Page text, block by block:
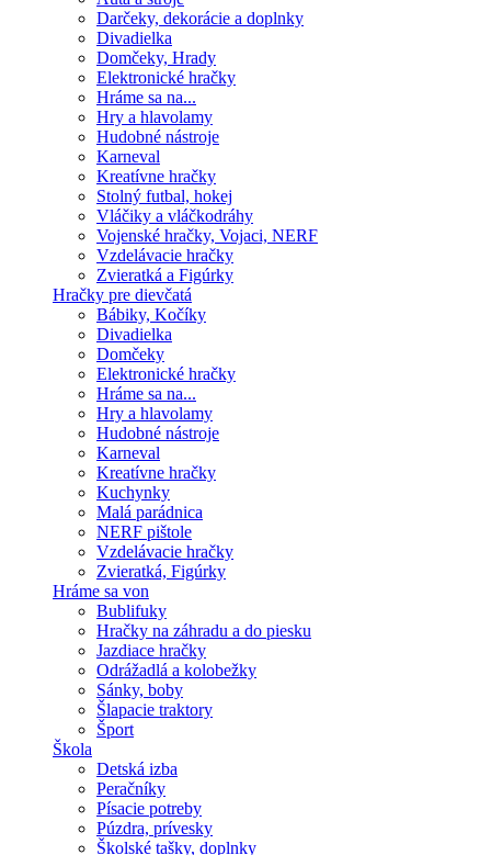
Darčeky, dekorácie a doplnky
Divadielka
Domčeky, Hrady
Elektronické hračky
Hráme sa na...
Hry a hlavolamy
Hudobné nástroje
Karneval
Kreatívne hračky
Stolný futbal, hokej
Vláčiky a vláčkodráhy
Vojenské hračky, Vojaci, NERF
Vzdelávacie hračky
Zvieratká a Figúrky
Hračky pre dievčatá
Bábiky, Kočíky
Divadielka
Domčeky
Elektronické hračky
Hráme sa na...
Hry a hlavolamy
Hudobné nástroje
Karneval
Kreatívne hračky
Kuchynky
Malá parádnica
NERF pištole
Vzdelávacie hračky
Zvieratká, Figúrky
Hráme sa von
Bublifuky
Hračky na záhradu a do piesku
Jazdiace hračky
Odrážadlá a kolobežky
Sánky, boby
Šlapacie traktory
Šport
Škola
Detská izba
Peračníky
Písacie potreby
Púzdra, prívesky
Školské tašky, doplnky